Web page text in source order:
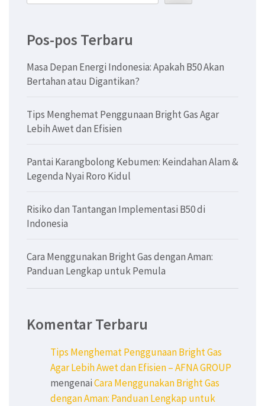
Pos-pos Terbaru
Masa Depan Energi Indonesia: Apakah B50 Akan
Bertahan atau Digantikan?
Tips Menghemat Penggunaan Bright Gas Agar
Lebih Awet dan Efisien
Pantai Karangbolong Kebumen: Keindahan Alam &
Legenda Nyai Roro Kidul
Risiko dan Tantangan Implementasi B50 di
Indonesia
Cara Menggunakan Bright Gas dengan Aman:
Panduan Lengkap untuk Pemula
Komentar Terbaru
Tips Menghemat Penggunaan Bright Gas
Agar Lebih Awet dan Efisien – AFNA GROUP
mengenaiCara Menggunakan Bright Gas
dengan Aman: Panduan Lengkap untuk